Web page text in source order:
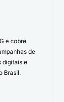
e cobre
de
digitais e
Brasil.